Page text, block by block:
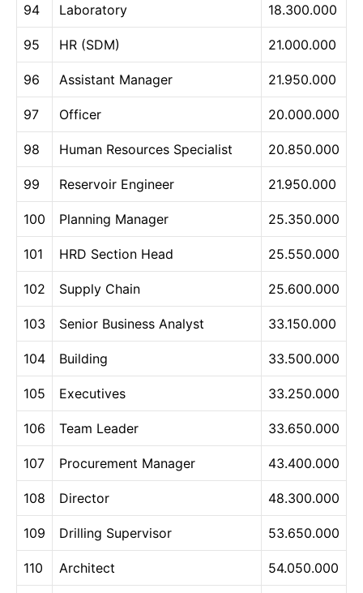
94 Laboratory 18.300.000
95 HR (SDM) 21.000.000
96 Assistant Manager 21.950.000
97 Officer 20.000.000
98 Human Resources Specialist 20.850.000
99 Reservoir Engineer 21.950.000
100 Planning Manager 25.350.000
101 HRD Section Head 25.550.000
102 Supply Chain 25.600.000
103 Senior Business Analyst 33.150.000
104 Building 33.500.000
105 Executives 33.250.000
106 Team Leader 33.650.000
107 Procurement Manager 43.400.000
108 Director 48.300.000
109 Drilling Supervisor 53.650.000
110 Architect 54.050.000